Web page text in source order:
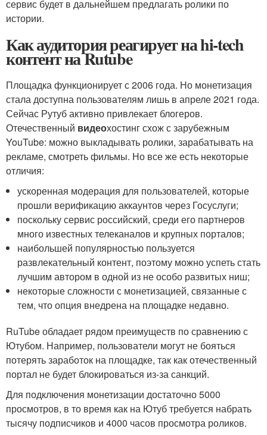
сервис будет в дальнейшем предлагать ролики по
истории.
Как аудитория реагирует на hi-tech
контент на Rutube
Площадка функционирует с 2006 года. Но монетизация
стала доступна пользователям лишь в апреле 2021 года.
Сейчас Рутуб активно привлекает блогеров.
Отечественный видеохостинг схож с зарубежным
YouTube: можно выкладывать ролики, зарабатывать на
рекламе, смотреть фильмы. Но все же есть некоторые
отличия:
ускоренная модерация для пользователей, которые
прошли верификацию аккаунтов через Госуслуги;
поскольку сервис российский, среди его партнеров
много известных телеканалов и крупных порталов;
наибольшей популярностью пользуется
развлекательный контент, поэтому можно успеть стать
лучшим автором в одной из не особо развитых ниш;
некоторые сложности с монетизацией, связанные с
тем, что опция внедрена на площадке недавно.
​RuTube обладает рядом преимуществ по сравнению с
Ютубом. Например, пользователи могут не бояться
потерять заработок на площадке, так как отечественный
портал не будет блокироваться из-за санкций.
Для подключения монетизации достаточно 5000
просмотров, в то время как на Ютуб требуется набрать
тысячу подписчиков и 4000 часов просмотра роликов.